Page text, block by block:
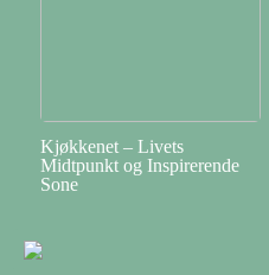
Kjøkkenet – Livets
Midtpunkt og Inspirerende
Sone